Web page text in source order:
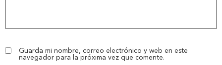
Guarda mi nombre, correo electrónico y web en este
navegador para la próxima vez que comente.